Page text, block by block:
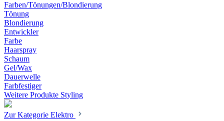
Farben/Tönungen/Blondierung
Tönung
Blondierung
Entwickler
Farbe
Haarspray
Schaum
Gel/Wax
Dauerwelle
Farbfestiger
Weitere Produkte Styling
Zur Kategorie Elektro